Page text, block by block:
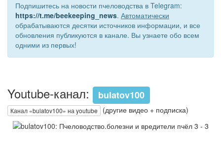
Подпишитесь на новости пчеловодства в Telegram:
https://t.me/beekeeping_news. Автоматически
обрабатываются десятки источников информации, и все
обновления публикуются в канале. Вы узнаете обо всем
одними из первых!
Youtube-канал: bulatov100
Канал «bulatov100» на youtube (другие видео + подписка)